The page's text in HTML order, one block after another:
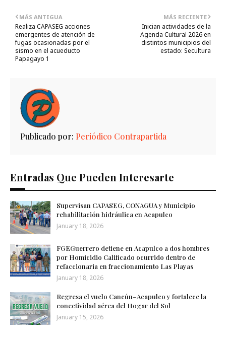
MÁS RECIENTE
Inician actividades de la
Agenda Cultural 2026 en
distintos municipios del
estado: Secultura
MÁS ANTIGUA
Realiza CAPASEG acciones
emergentes de atención de
fugas ocasionadas por el
sismo en el acueducto
Papagayo 1
Publicado por: Periódico Contrapartida
Entradas Que Pueden Interesarte
Supervisan CAPASEG, CONAGUA y Municipio
rehabilitación hidráulica en Acapulco
January 18, 2026
FGEGuerrero detiene en Acapulco a dos hombres
por Homicidio Calificado ocurrido dentro de
refaccionaria en fraccionamiento Las Playas
January 18, 2026
Regresa el vuelo Cancún–Acapulco y fortalece la
conectividad aérea del Hogar del Sol
January 15, 2026